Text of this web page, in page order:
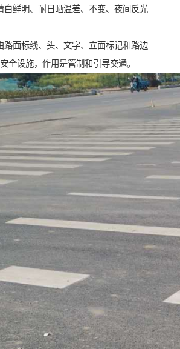
白鲜明、耐日晒温差、不变、夜间反光
路面标线、头、文字、立面标记和路边
全设施，作用是管制和引导交通。